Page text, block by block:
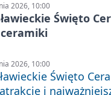
2026, 10:00
Święto
2026, 10:00
Święto
i